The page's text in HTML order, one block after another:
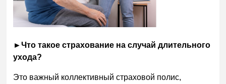
►Что такое страхование на случай длительного
ухода?
Это важный коллективный страховой полис,